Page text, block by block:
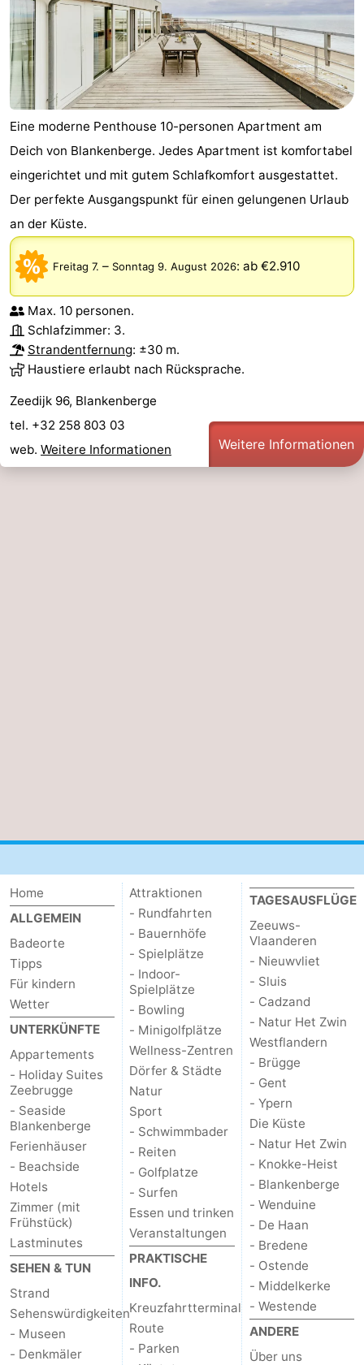
Eine moderne Penthouse 10-personen Apartment am
Deich von Blankenberge. Jedes Apartment ist komfortabel
eingerichtet und mit gutem Schlafkomfort ausgestattet.
Der perfekte Ausgangspunkt für einen gelungenen Urlaub
an der Küste.
Freitag 7. – Sonntag 9. August 2026: ab €2.910
Max. 10 personen.
Schlafzimmer: 3.
Strandentfernung: ±30 m.
Haustiere erlaubt nach Rücksprache.
Zeedijk 96, Blankenberge
tel. +32 258 803 03
web. Weitere Informationen Weitere Informationen
Home
ALLGEMEIN
Badeorte
Tipps
Für kindern
Wetter
UNTERKÜNFTE
Appartements
- Holiday Suites
Zeebrugge
- Seaside
Blankenberge
Ferienhäuser
- Beachside
Hotels
Zimmer (mit
Frühstück)
Lastminutes
SEHEN & TUN
Strand
Sehenswürdigkeiten
- Museen
- Denkmäler
Attraktionen
- Rundfahrten
- Bauernhöfe
- Spielplätze
- Indoor-
Spielplätze
- Bowling
- Minigolfplätze
Wellness-Zentren
Dörfer & Städte
Natur
Sport
- Schwimmbader
- Reiten
- Golfplatze
- Surfen
Essen und trinken
Veranstaltungen
PRAKTISCHE
INFO.
Kreuzfahrtterminal
Route
- Parken
TAGESAUSFLÜGE
Zeeuws-
Vlaanderen
- Nieuwvliet
- Sluis
- Cadzand
- Natur Het Zwin
Westflandern
- Brügge
- Gent
- Ypern
Die Küste
- Natur Het Zwin
- Knokke-Heist
- Blankenberge
- Wenduine
- De Haan
- Bredene
- Ostende
- Middelkerke
- Westende
ANDERE
Über uns